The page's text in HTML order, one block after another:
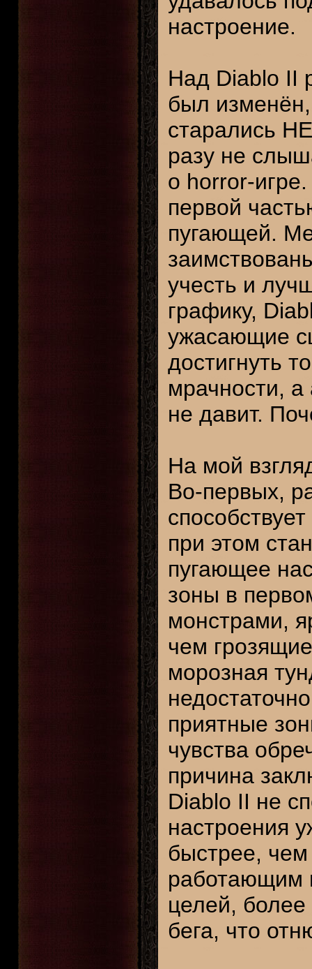
настроение.
Над Diablo II
был
старались
разу не
о horror-
первой
пугающей.
учесть и
графику,
ужасающие
достигнуть
мрачности,
не давит.
На мой
Во-первых,
при этом
пугающее
зоны в
монстрами,
чем
морозная
приятные
чувства
причина
Diablo II не
настроения
быстрее,
работающим
целей,
бега, что